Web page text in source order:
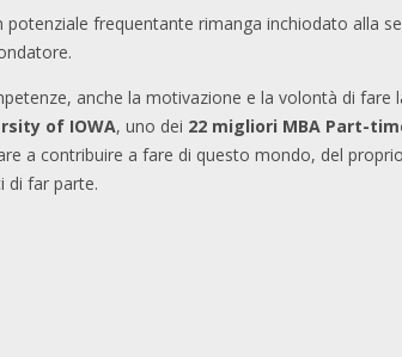
frequentante rimanga inchiodato alla
anche la motivazione e la volontà di
of IOWA, uno dei 22 migliori MBA Part-
a contribuire a fare di questo mondo, del
di far parte.